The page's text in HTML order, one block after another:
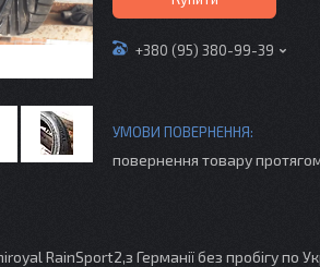
+380 (95) 380-99-39
повернення товару
RainSport2,з Германії без пробігу по